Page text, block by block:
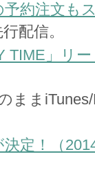
予約注文も
配信。
TIME」リ
まま
定！（